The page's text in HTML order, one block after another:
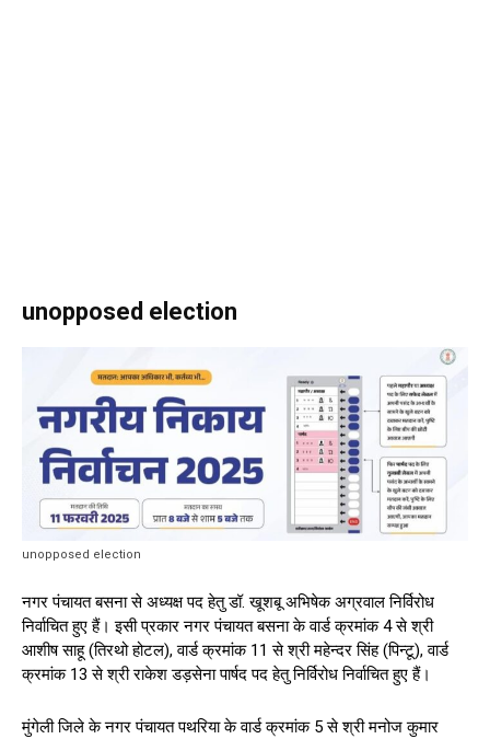
unopposed election
unopposed election
नगर पंचायत बसना से अध्यक्ष पद हेतु डॉ. खूशबू अभिषेक अग्रवाल निर्विरोध
निर्वाचित हुए हैं। इसी प्रकार नगर पंचायत बसना के वार्ड क्रमांक 4 से श्री
आशीष साहू (तिरथो होटल), वार्ड क्रमांक 11 से श्री महेन्दर सिंह (पिन्टू), वार्ड
क्रमांक 13 से श्री राकेश डड़सेना पार्षद पद हेतु निर्विरोध निर्वाचित हुए हैं।
मुंगेली जिले के नगर पंचायत पथरिया के वार्ड क्रमांक 5 से श्री मनोज कुमार